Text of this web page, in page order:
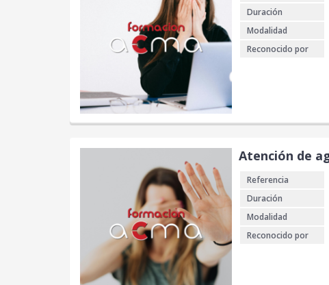
Duración
Modalidad
Reconocido por
Atención de
Referencia
Duración
Modalidad
Reconocido por